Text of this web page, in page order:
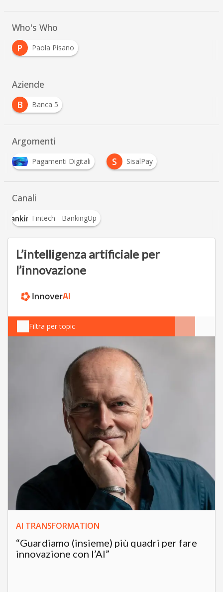
Who's Who
P
Paola Pisano
Aziende
B
Banca 5
Argomenti
Pagamenti Digitali S SisalPay
Canali
Fintech - BankingUp
L’intelligenza artificiale per
l’innovazione
Filtra per topic
AI TRANSFORMATION
“Guardiamo (insieme) più quadri per fare
innovazione con l’AI”